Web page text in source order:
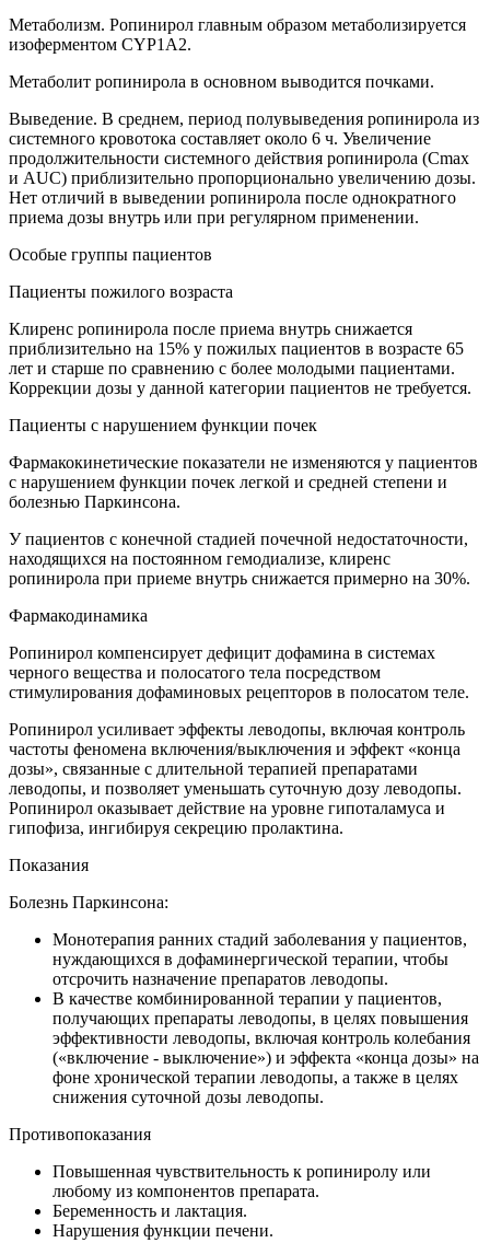
Метаболизм. Ропинирол главным образом метаболизируется
изоферментом CYP1A2.
Метаболит ропинирола в основном выводится почками.
Выведение. В среднем, период полувыведения ропинирола из
системного кровотока составляет около 6 ч. Увеличение
продолжительности системного действия ропинирола (Сmax
и AUC) приблизительно пропорционально увеличению дозы.
Нет отличий в выведении ропинирола после однократного
приема дозы внутрь или при регулярном применении.
Особые группы пациентов
Пациенты пожилого возраста
Клиренс ропинирола после приема внутрь снижается
приблизительно на 15% у пожилых пациентов в возрасте 65
лет и старше по сравнению с более молодыми пациентами.
Коррекции дозы у данной категории пациентов не требуется.
Пациенты с нарушением функции почек
Фармакокинетические показатели не изменяются у пациентов
с нарушением функции почек легкой и средней степени и
болезнью Паркинсона.
У пациентов с конечной стадией почечной недостаточности,
находящихся на постоянном гемодиализе, клиренс
ропинирола при приеме внутрь снижается примерно на 30%.
Фармакодинамика
Ропинирол компенсирует дефицит дофамина в системах
черного вещества и полосатого тела посредством
стимулирования дофаминовых рецепторов в полосатом теле.
Ропинирол усиливает эффекты леводопы, включая контроль
частоты феномена включения/выключения и эффект «конца
дозы», связанные с длительной терапией препаратами
леводопы, и позволяет уменьшать суточную дозу леводопы.
Ропинирол оказывает действие на уровне гипоталамуса и
гипофиза, ингибируя секрецию пролактина.
Показания
Болезнь Паркинсона:
Монотерапия ранних стадий заболевания у пациентов,
нуждающихся в дофаминергической терапии, чтобы
отсрочить назначение препаратов леводопы.
В качестве комбинированной терапии у пациентов,
получающих препараты леводопы, в целях повышения
эффективности леводопы, включая контроль колебания
(«включение - выключение») и эффекта «конца дозы» на
фоне хронической терапии леводопы, а также в целях
снижения суточной дозы леводопы.
Противопоказания
Повышенная чувствительность к ропиниролу или
любому из компонентов препарата.
Беременность и лактация.
Нарушения функции печени.